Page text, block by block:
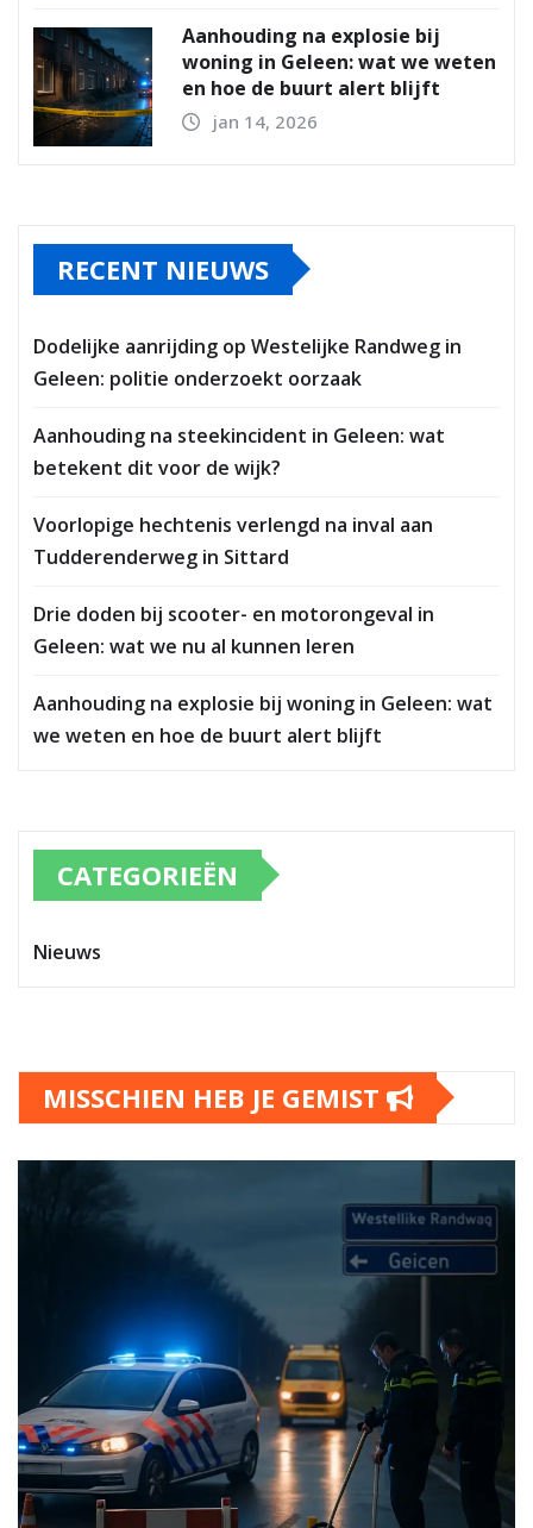
Aanhouding na explosie bij
woning in Geleen: wat we weten
en hoe de buurt alert blijft
jan 14, 2026
RECENT NIEUWS
Dodelijke aanrijding op Westelijke Randweg in
Geleen: politie onderzoekt oorzaak
Aanhouding na steekincident in Geleen: wat
betekent dit voor de wijk?
Voorlopige hechtenis verlengd na inval aan
Tudderenderweg in Sittard
Drie doden bij scooter- en motorongeval in
Geleen: wat we nu al kunnen leren
Aanhouding na explosie bij woning in Geleen: wat
we weten en hoe de buurt alert blijft
CATEGORIEËN
Nieuws
MISSCHIEN HEB JE GEMIST